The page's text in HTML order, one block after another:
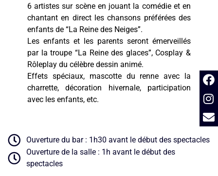
6 artistes sur scène en jouant la comédie et en
chantant en direct les chansons préférées des
enfants de “La Reine des Neiges”.
Les enfants et les parents seront émerveillés
par la troupe “La Reine des glaces”, Cosplay &
Rôleplay du célèbre dessin animé.
Effets spéciaux, mascotte du renne avec la
charrette, décoration hivernale, participation
avec les enfants, etc.
Ouverture du bar : 1h30 avant le début des spectacles
Ouverture de la salle : 1h avant le début des
spectacles